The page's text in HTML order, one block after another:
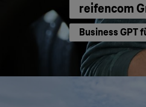
reifencom
Business GPT